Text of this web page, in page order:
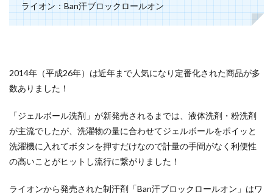
ライオン：Ban汗ブロックロールオン
2014年（平成26年）は近年まで人気になり定番化された商品が多
数ありました！
「ジェルボール洗剤」が新発売されるまでは、液体洗剤・粉洗剤
が主流でしたが、洗濯物の量に合わせてジェルボールをポイッと
洗濯機に入れてボタンを押すだけなので計量の手間がなく利便性
の高いことがヒットし流行に繋がりました！
ライオンから発売された制汗剤「Ban汗ブロックロールオン」はワ